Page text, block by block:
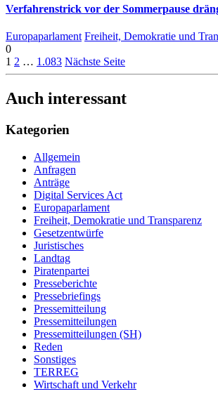
Verfahrenstrick vor der Sommerpause
Europaparlament Freiheit, Demokratie und
0
1 2 … 1.083 Nächste Seite
Auch interessant
Kategorien
Allgemein
Anfragen
Anträge
Digital Services Act
Europaparlament
Freiheit, Demokratie und Transparenz
Gesetzentwürfe
Juristisches
Landtag
Piratenpartei
Presseberichte
Pressebriefings
Pressemitteilung
Pressemitteilungen
Pressemitteilungen (SH)
Reden
Sonstiges
TERREG
Wirtschaft und Verkehr